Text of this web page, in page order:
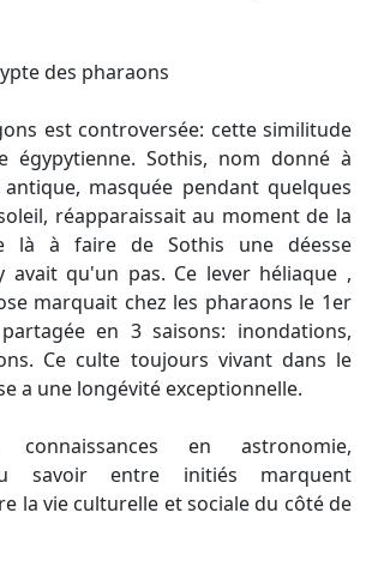
des pharaons
est controversée: cette similitude
égypytienne. Sothis, nom donné à
masquée pendant quelques
réapparaissait au moment de la
là à faire de Sothis une déesse
avait qu'un pas. Ce lever héliaque ,
marquait chez les pharaons le 1er
en 3 saisons: inondations,
Ce culte toujours vivant dans le
a une longévité exceptionnelle.
en astronomie,
savoir entre initiés marquent
la vie culturelle et sociale du côté de